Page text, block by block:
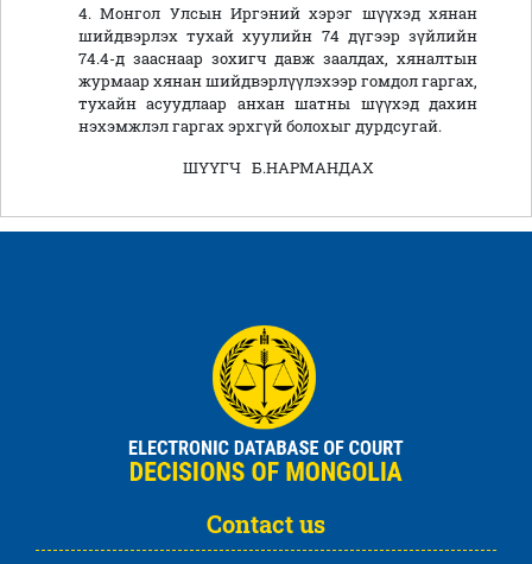
4. Монгол Улсын Иргэний хэрэг шүүхэд хянан
шийдвэрлэх тухай хуулийн 74 дүгээр зүйлийн
74.4-д зааснаар зохигч давж заалдах, хяналтын
журмаар хянан шийдвэрлүүлэхээр гомдол гаргах,
тухайн асуудлаар анхан шатны шүүхэд дахин
нэхэмжлэл гаргах эрхгүй болохыг дурдсугай.
ШҮҮГЧ Б.НАРМАНДАХ
Contact us